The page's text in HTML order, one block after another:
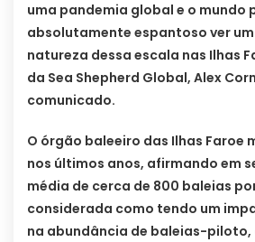
uma pandemia global e o mundo
absolutamente espantoso ver
natureza dessa escala nas Ilhas
da Sea Shepherd Global, Alex
comunicado.
O órgão baleeiro das Ilhas Faroe
nos últimos anos, afirmando em
média de cerca de 800 baleias
considerada como tendo um
na abundância de baleias-piloto,